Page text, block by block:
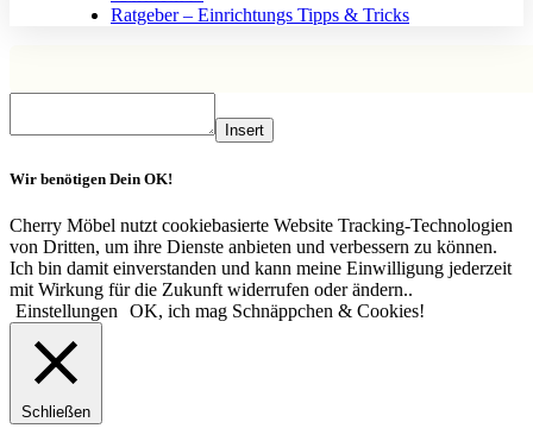
Ratgeber – Einrichtungs Tipps & Tricks
Insert
Wir benötigen Dein OK!
Cherry Möbel nutzt cookiebasierte Website Tracking-Technologien
von Dritten, um ihre Dienste anbieten und verbessern zu können.
Ich bin damit einverstanden und kann meine Einwilligung jederzeit
mit Wirkung für die Zukunft widerrufen oder ändern..
Einstellungen
OK, ich mag Schnäppchen & Cookies!
Schließen